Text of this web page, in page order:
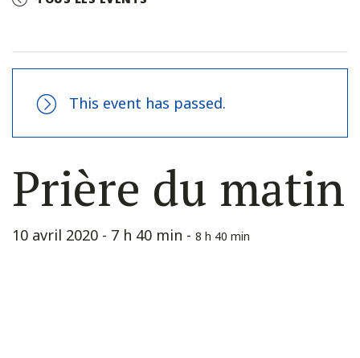
This event has passed.
Prière du matin
10 avril 2020 - 7 h 40 min - 8 h 40 min